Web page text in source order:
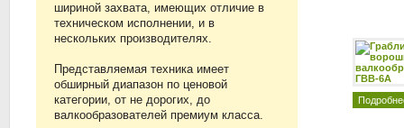
шириной захвата, имеющих отличие в
техническом исполнении, и в
нескольких производителях.
Представляемая техника имеет
обширный диапазон по ценовой
категории, от не дорогих, до
валкообразователей премиум класса.